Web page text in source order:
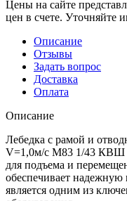
Цены на сайте
цен в счете. Уточняйте
Описание
Отзывы
Задать вопрос
Доставка
Оплата
Описание
Лебедка с рамой и
V=1,0м/с M83 1/43 КВШ
для подъема и
обеспечивает надежную
является одним из